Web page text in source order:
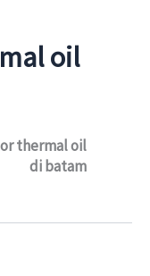
oil
thermal oil
di batam